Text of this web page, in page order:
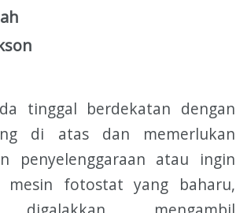
tinggal berdekatan dengan
di atas dan memerlukan
penyelenggaraan atau ingin
mesin fotostat yang baharu,